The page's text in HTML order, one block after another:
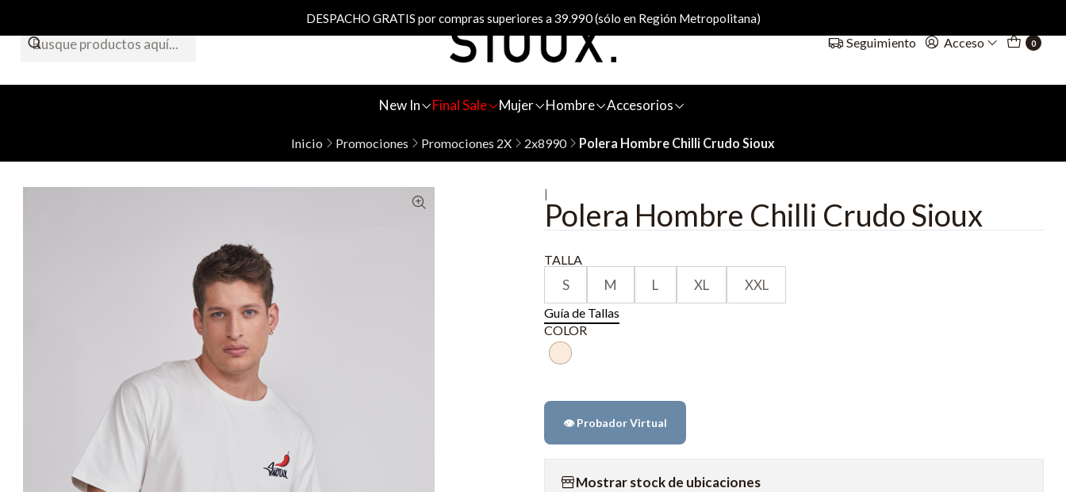
Seguimiento Acceso 0
New In Final Sale Mujer Hombre Accesorios
DESPACHO GRATIS por compras superiores a 39.990 (sólo en Región Metropolitana)
Inicio Promociones Promociones 2X 2x8990 Polera Hombre Chilli Crudo Sioux
|
Polera Hombre Chilli Crudo Sioux
TALLA
S M L XL XXL
Guía de Tallas
COLOR
👁️ Probador Virtual
Mostrar stock de ubicaciones